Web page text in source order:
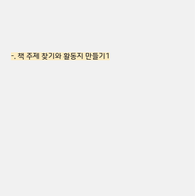
-. 책 주제 찾기와 활동지 만들기1